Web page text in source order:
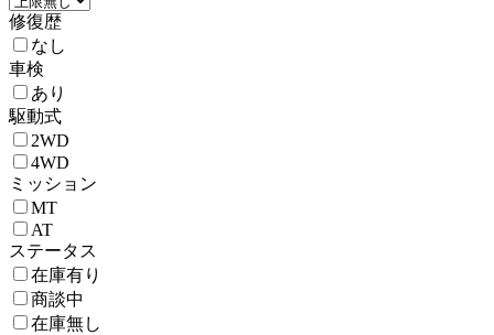
修復歴
なし
車検
あり
駆動式
2WD
4WD
ミッション
MT
AT
ステータス
在庫有り
商談中
在庫無し